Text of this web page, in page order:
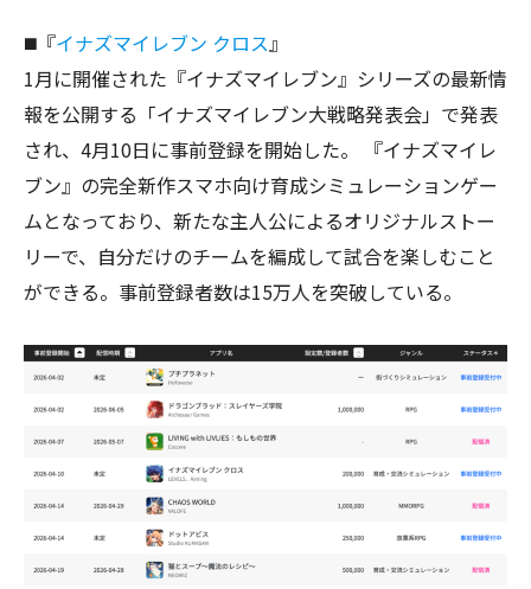
◼️『イナズマイレブン クロス』
1月に開催された『イナズマイレブン』シリーズの最新情
報を公開する「イナズマイレブン大戦略発表会」で発表
され、4月10日に事前登録を開始した。 『イナズマイレ
ブン』の完全新作スマホ向け育成シミュレーションゲー
ムとなっており、新たな主人公によるオリジナルストー
リーで、自分だけのチームを編成して試合を楽しむこと
ができる。事前登録者数は15万人を突破している。